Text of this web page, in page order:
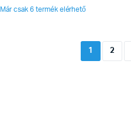
Már csak 6 termék elérhető
1 2